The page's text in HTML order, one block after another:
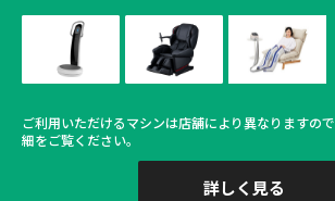
ご利用いただけるマシンは店舗により異なりますの
細をご覧ください。
詳しく見る